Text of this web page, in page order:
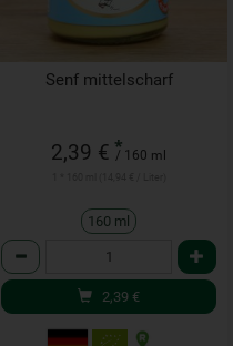
Senf mittelscharf
2,39 € *
/ 160 ml
160 ml
Anzahl
2,39 €